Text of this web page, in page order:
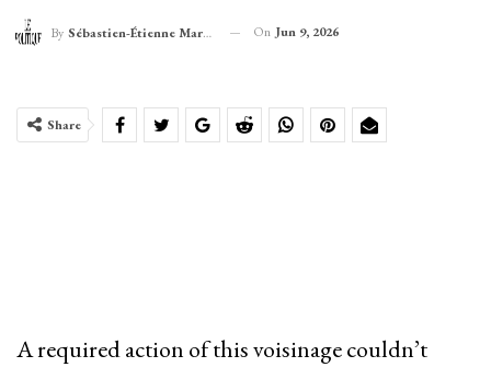
By Sébastien-Étienne Marechal On Jun 9, 2026
Share
A required action of this voisinage couldn’t